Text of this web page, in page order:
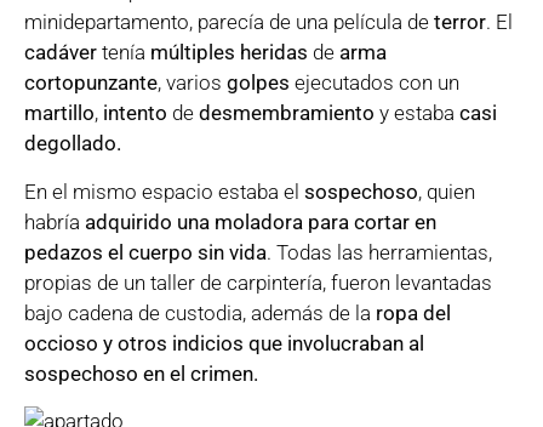
minidepartamento, parecía de una película de terror. El
cadáver tenía múltiples heridas de arma
cortopunzante, varios golpes ejecutados con un
martillo, intento de desmembramiento y estaba casi
degollado.
En el mismo espacio estaba el sospechoso, quien
habría adquirido una moladora para cortar en
pedazos el cuerpo sin vida. Todas las herramientas,
propias de un taller de carpintería, fueron levantadas
bajo cadena de custodia, además de la ropa del
occioso y otros indicios que involucraban al
sospechoso en el crimen.